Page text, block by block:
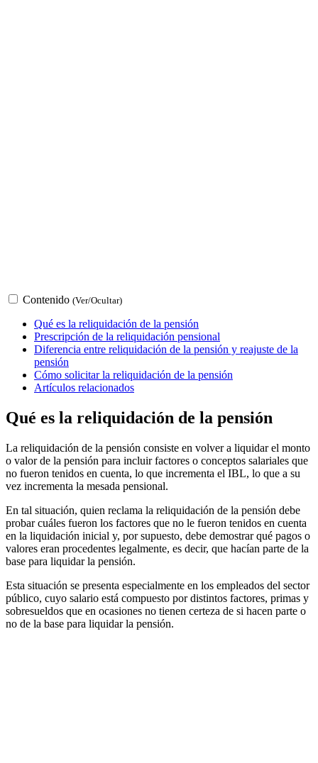
Contenido (Ver/Ocultar)
Qué es la reliquidación de la pensión
Prescripción de la reliquidación pensional
Diferencia entre reliquidación de la pensión y reajuste de la
pensión
Cómo solicitar la reliquidación de la pensión
Artículos relacionados
Qué es la reliquidación de la pensión
La reliquidación de la pensión consiste en volver a liquidar el monto
o valor de la pensión para incluir factores o conceptos salariales que
no fueron tenidos en cuenta, lo que incrementa el IBL, lo que a su
vez incrementa la mesada pensional.
En tal situación, quien reclama la reliquidación de la pensión debe
probar cuáles fueron los factores que no le fueron tenidos en cuenta
en la liquidación inicial y, por supuesto, debe demostrar qué pagos o
valores eran procedentes legalmente, es decir, que hacían parte de la
base para liquidar la pensión.
Esta situación se presenta especialmente en los empleados del sector
público, cuyo salario está compuesto por distintos factores, primas y
sobresueldos que en ocasiones no tienen certeza de si hacen parte o
no de la base para liquidar la pensión.